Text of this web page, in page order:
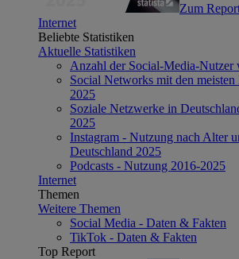
Zum
Internet
Beliebte Statistiken
Aktuelle Statistiken
Anzahl der Social-Media-Nutzer
Social Networks mit den
2025
Soziale Netzwerke in
2025
Instagram - Nutzung nach Alter
Deutschland 2025
Podcasts - Nutzung 2016-2025
Internet
Themen
Weitere Themen
Social Media - Daten & Fakten
TikTok - Daten & Fakten
Top Report